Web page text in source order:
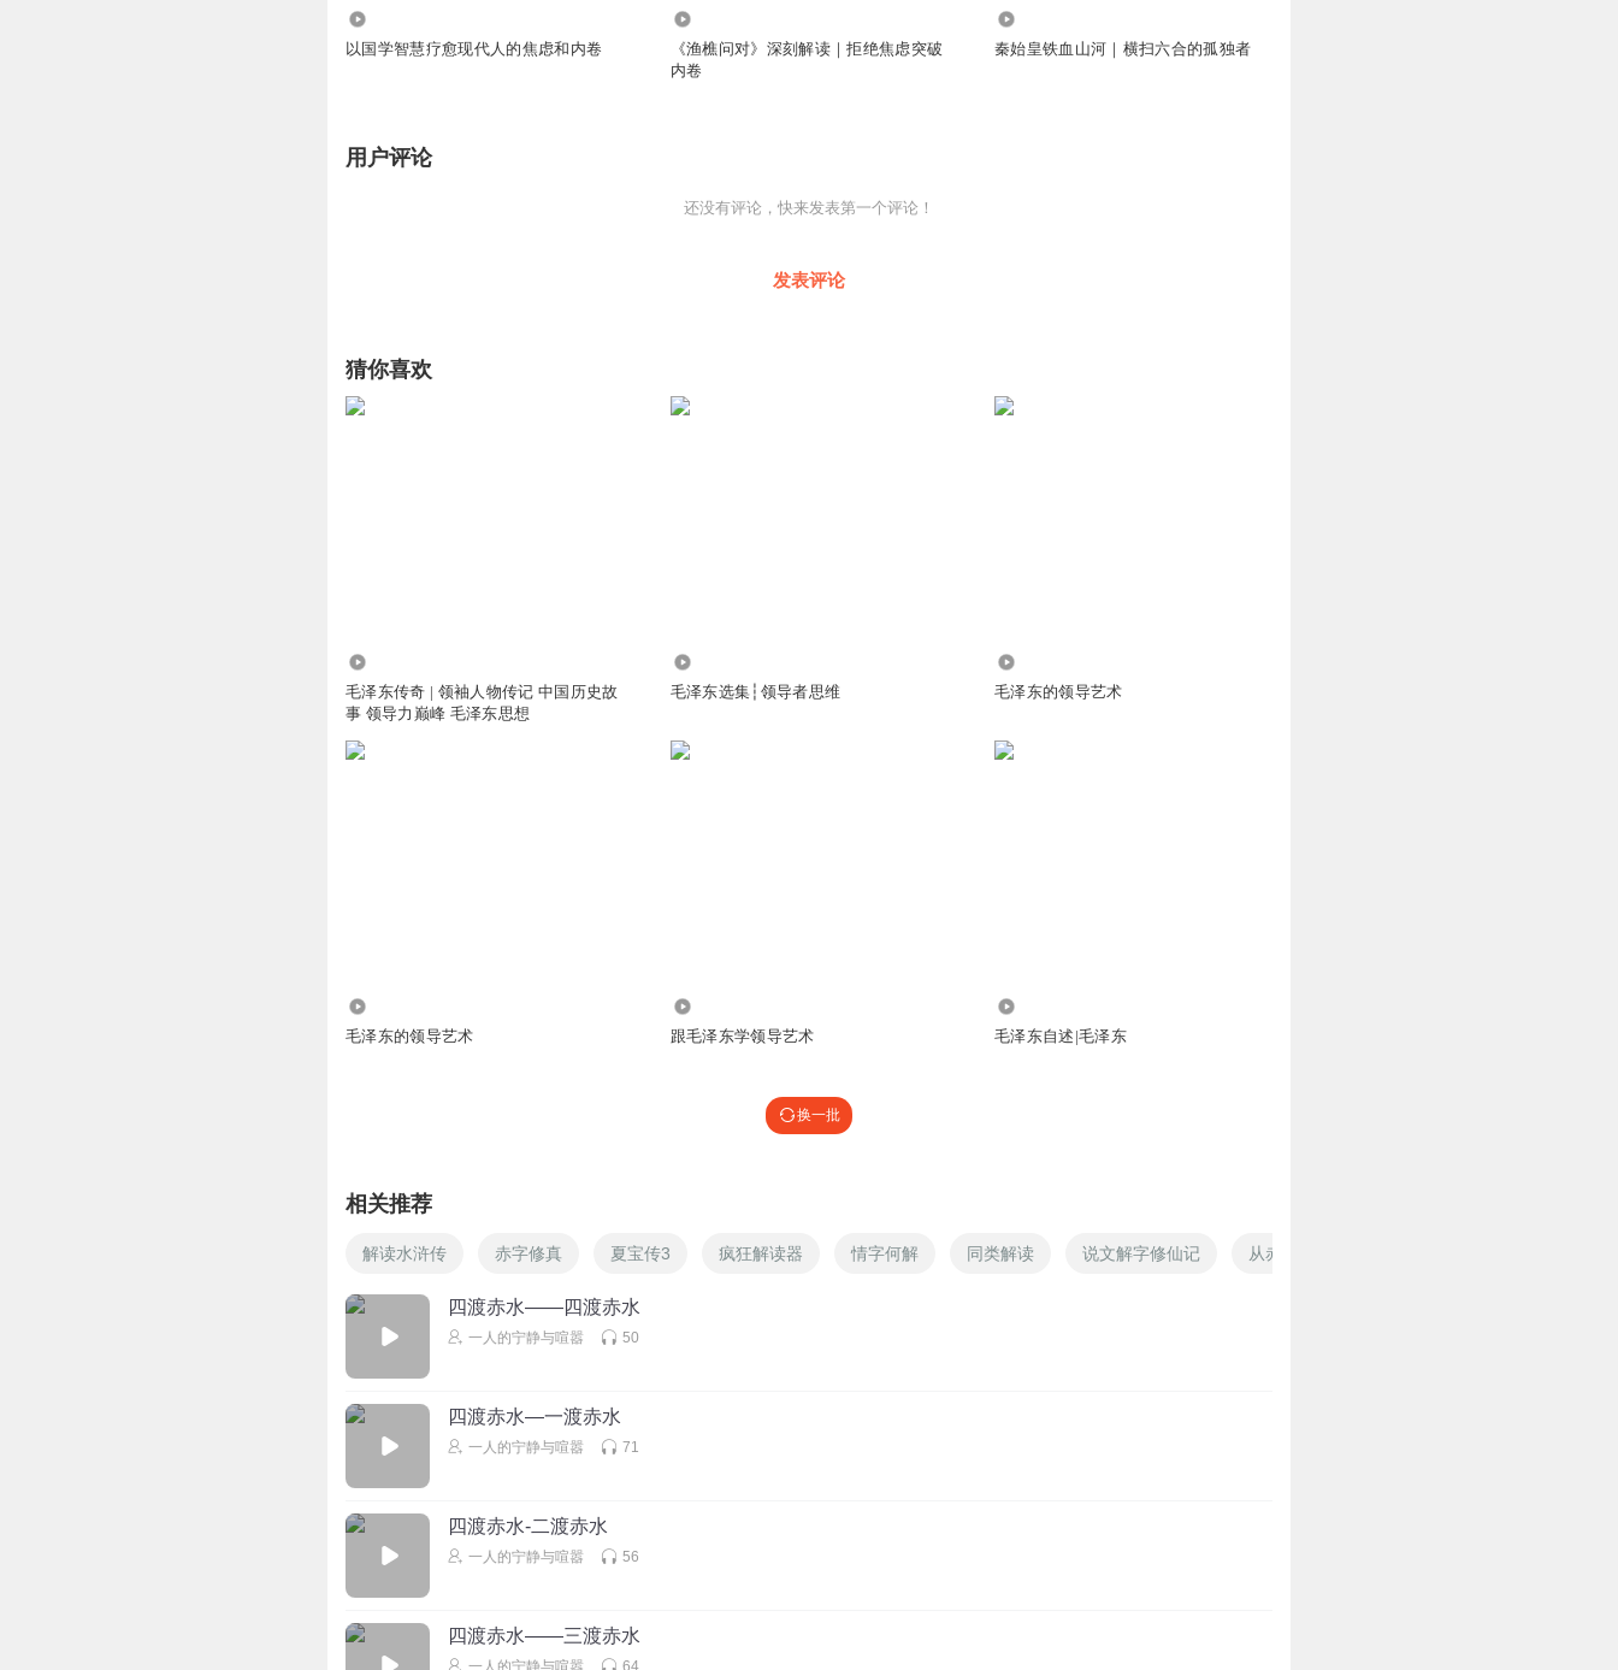
以国学智慧疗愈现代人的焦虑和内卷
《渔樵问对》深刻解读｜拒绝焦虑突破
内卷
秦始皇铁血山河｜横扫六合的孤独者
用户评论
还没有评论，快来发表第一个评论！
发表评论
猜你喜欢
毛泽东传奇 | 领袖人物传记 中国历史故
事 领导力巅峰 毛泽东思想
毛泽东选集┆领导者思维 毛泽东的领导艺术
毛泽东的领导艺术 跟毛泽东学领导艺术 毛泽东自述|毛泽东
换一批
相关推荐
解读水浒传 赤字修真 夏宝传3 疯狂解读器 情字何解 同类解读 说文解字修仙记 从赤红之瞳开始解析万物
四渡赤水——四渡赤水
一人的宁静与喧嚣 50
四渡赤水—一渡赤水
一人的宁静与喧嚣 71
四渡赤水-二渡赤水
一人的宁静与喧嚣 56
四渡赤水——三渡赤水